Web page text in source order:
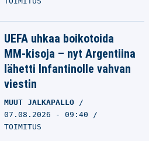
UEFA uhkaa boikotoida
MM-kisoja – nyt Argentiina
lähetti Infantinolle vahvan
viestin
MUUT JALKAPALLO
07.08.2026 - 09:40
TOIMITUS